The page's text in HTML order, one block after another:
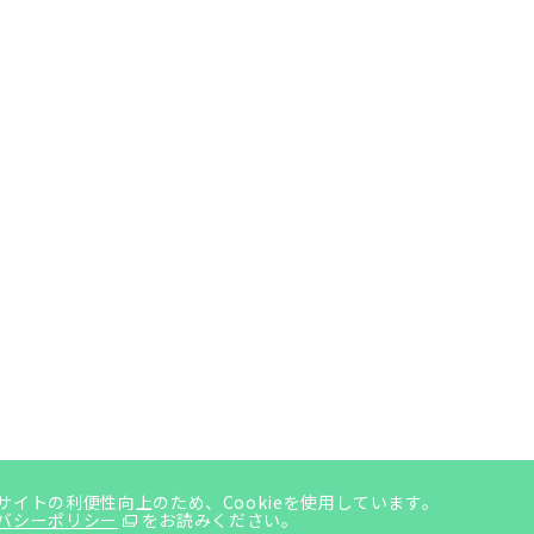
イトの利便性向上のため、Cookieを使用しています。
シーポリシー をお読みください。